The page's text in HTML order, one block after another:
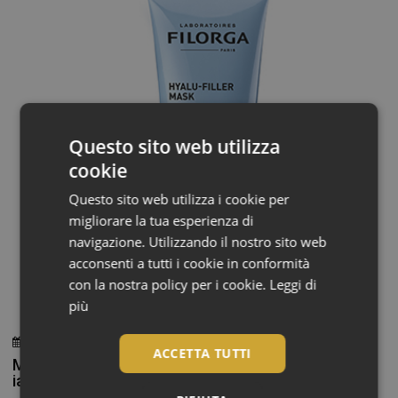
Redazione
Maschera in crema ispirata alle iniezioni di acido
ialuronico
Questo sito web utilizza
cookie
Questo sito web utilizza i cookie per
migliorare la tua esperienza di
navigazione. Utilizzando il nostro sito web
acconsenti a tutti i cookie in conformità
con la nostra policy per i cookie. Leggi di
più
ACCETTA TUTTI